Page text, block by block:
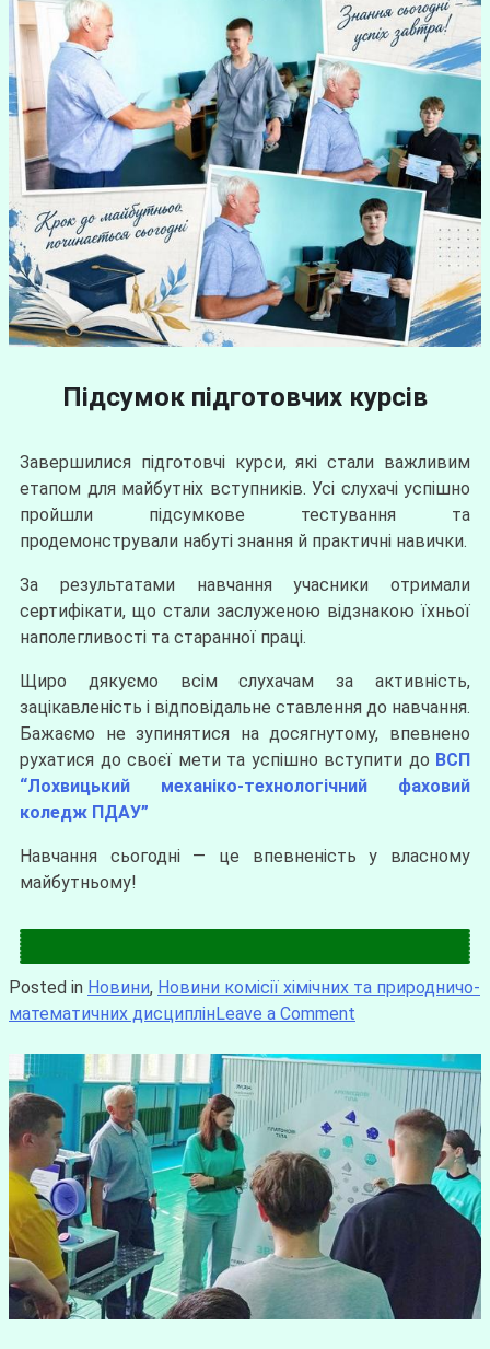
Підсумок підготовчих курсів
Завершилися підготовчі курси, які стали важливим
етапом для майбутніх вступників. Усі слухачі успішно
пройшли підсумкове тестування та
продемонстрували набуті знання й практичні навички.
За результатами навчання учасники отримали
сертифікати, що стали заслуженою відзнакою їхньої
наполегливості та старанної праці.
Щиро дякуємо всім слухачам за активність,
зацікавленість і відповідальне ставлення до навчання.
Бажаємо не зупинятися на досягнутому, впевнено
рухатися до своєї мети та успішно вступити до ВСП
“Лохвицький механіко-технологічний фаховий
коледж ПДАУ”
Навчання сьогодні — це впевненість у власному
майбутньому!
Posted in Новини, Новини комісії хімічних та природничо-
математичних дисциплінLeave a Comment